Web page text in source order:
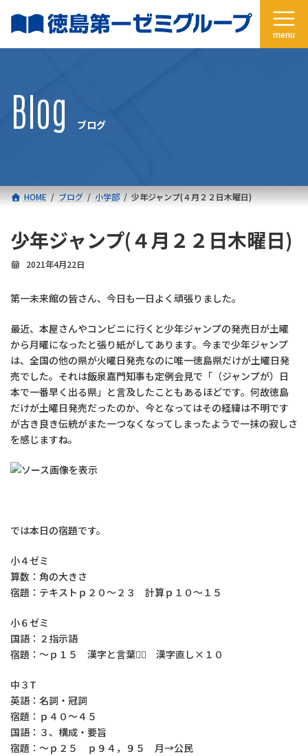
ン
ー
Blog ブログ
HOME ブログ 小学部 少年ジャンプ(４月２２日木曜日)
少年ジャンプ(４月２２日木曜日)
2021年4月22日
第一未来館の皆さん、今日も一日よく頑張りました。
最近、本屋さんやコンビニに行くと少年ジャンプの発売日が土曜
から月曜になったと張り紙がしてあります。今まで少年ジャンプ
は、全国の他の県が火曜日発売なのに唯一徳島県だけが土曜日発
売でした。それは飯泉嘉門知事も定例会見で「（ジャンプが）日
本で一番早く出る県」と言及したこともあるほどです。何故徳島
だけが土曜日発売だったのか、今となってはその経緯は不明です
が古き良き伝統がまた一つなくなってしまったようで一抹の寂しさ
を感じますね。
では本日の宿題です。
小４ゼミ
算数：角の大きさ
宿題：テキストｐ２０～２３ 計算ｐ１０～１５
小６ゼミ
国語：２指示語
宿題：～ｐ１５ 漢字と言葉２⃣ 漢字直し×１０
中３T
英語：名詞・冠詞
宿題：ｐ４０～４５
国語：３、構成・要旨
宿題：～ｐ２５ ｐ９４，９５ 月→公民